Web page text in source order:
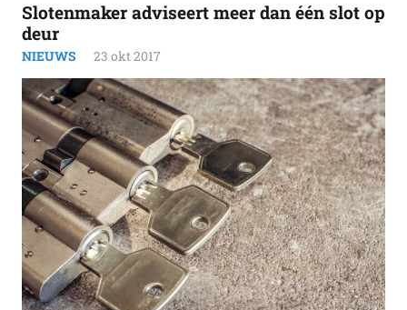
Slotenmaker adviseert meer dan één slot op
deur
NIEUWS 23 okt 2017